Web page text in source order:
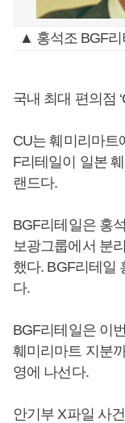
▲ 홍석조 BGF
국내 최대 편의점
CU는 훼미리마트
F리테일이 일본
랜드다.
BGF리테일은 홍
보광그룹에서 분
했다. BGF리테일
다.
BGF리테일은 이
훼미리마트 지분
영에 나선다.
안기부 X파일 사